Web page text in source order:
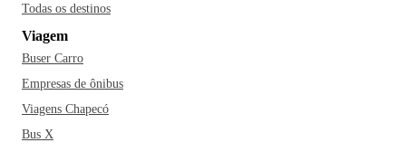
Todas os destinos
Viagem
Buser Carro
Empresas de ônibus
Viagens Chapecó
Bus X